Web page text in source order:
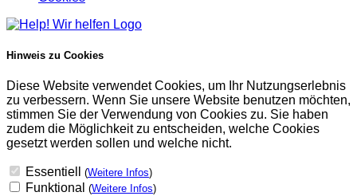
Hinweis zu Cookies
Diese Website verwendet Cookies, um Ihr Nutzungserlebnis
zu verbessern. Wenn Sie unsere Website benutzen möchten,
stimmen Sie der Verwendung von Cookies zu. Sie haben
zudem die Möglichkeit zu entscheiden, welche Cookies
gesetzt werden sollen und welche nicht.
Essentiell (Weitere Infos)
Funktional (Weitere Infos)